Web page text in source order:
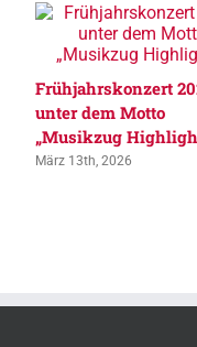
Frühjahrskonzert
unter dem Motto
„Musikzug
März 13th, 2026